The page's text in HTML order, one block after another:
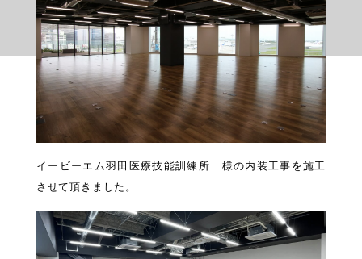
イービーエム羽田医療技能訓練所 様の内装工事を施工
させて頂きました。